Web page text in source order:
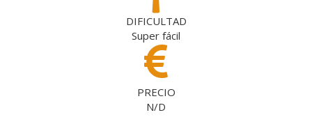
DIFICULTAD
Super fácil
PRECIO
N/D